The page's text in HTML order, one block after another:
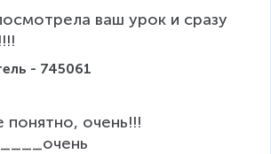
ваш урок и сразу
- 745061
понятно, очень!!!